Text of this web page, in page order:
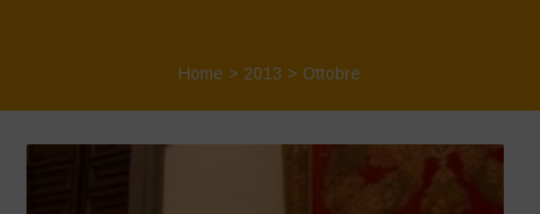
Home > 2013 > Ottobre